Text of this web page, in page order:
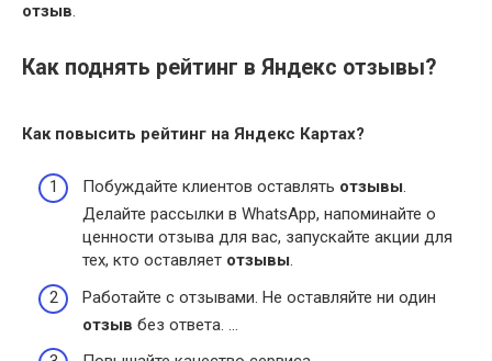
отзыв.
Как поднять рейтинг в Яндекс отзывы?
Как повысить рейтинг на Яндекс Картах?
Побуждайте клиентов оставлять отзывы.
Делайте рассылки в WhatsApp, напоминайте о
ценности отзыва для вас, запускайте акции для
тех, кто оставляет отзывы.
Работайте с отзывами. Не оставляйте ни один
отзыв без ответа. …